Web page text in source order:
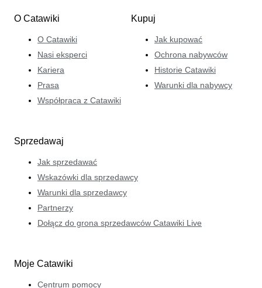
O Catawiki
O Catawiki
Nasi eksperci
Kariera
Prasa
Współpraca z Catawiki
Kupuj
Jak kupować
Ochrona nabywców
Historie Catawiki
Warunki dla nabywcy
Sprzedawaj
Jak sprzedawać
Wskazówki dla sprzedawcy
Warunki dla sprzedawcy
Partnerzy
Dołącz do grona sprzedawców Catawiki Live
Moje Catawiki
Centrum pomocy